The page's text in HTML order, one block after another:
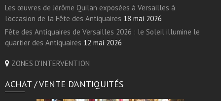
Les œuvres de Jérôme Quilan exposées à Versailles à
l’occasion de la Fête des Antiquaires 18 mai 2026
Fête des Antiquaires de Versailles 2026 : le Soleil illumine le
quartier des Antiquaires 12 mai 2026
ZONES D'INTERVENTION
ACHAT / VENTE D’ANTIQUITÉS